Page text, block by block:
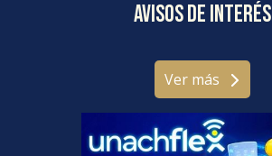
Avisos de interés
Ver más